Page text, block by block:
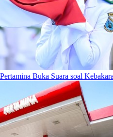
Pertamina Buka Suara soal